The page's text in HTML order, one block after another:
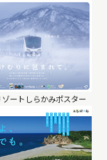
ートしらかみポスター